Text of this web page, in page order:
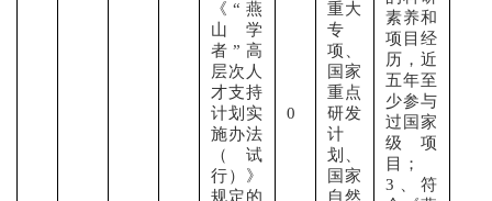
《“燕
山学
者”高
层次人
才支持
计划实
施办法
（试
行）》
规定的
0
重大
专
项、
国家
重点
研发
计
划、
国家
自然
素养和
项目经
历，近
五年至
少参与
过国家
级项
目；
3、符